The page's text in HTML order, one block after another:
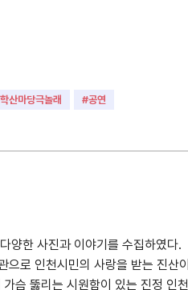
산마당극놀래
#공연
양한 사진과 이야기를 수집하였
으로 인천시민의 사랑을 받는 진산
슴 뚫리는 시원함이 있는 진정 인